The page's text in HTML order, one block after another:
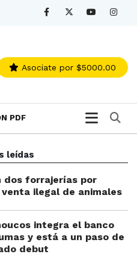
Asociate por $5000.00
PDF
leídas
dos forrajerías por
ilegal de animales
integra el banco
y está a un paso de
debut